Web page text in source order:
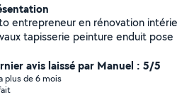
entrepreneur en rénovation intérieure
tapisserie peinture enduit pose
avis laissé par Manuel : 5/5
plus de 6 mois